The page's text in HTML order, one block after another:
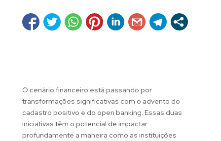
O cenário financeiro está passando por
transformações significativas com o advento do
cadastro positivo e do open banking. Essas duas
iniciativas têm o potencial de impactar
profundamente a maneira como as instituições